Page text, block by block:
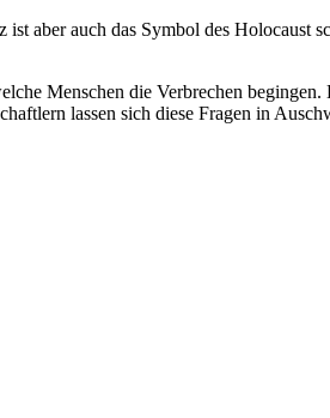
aber auch das Symbol des
Menschen die Verbrechen
lassen sich diese Fragen in